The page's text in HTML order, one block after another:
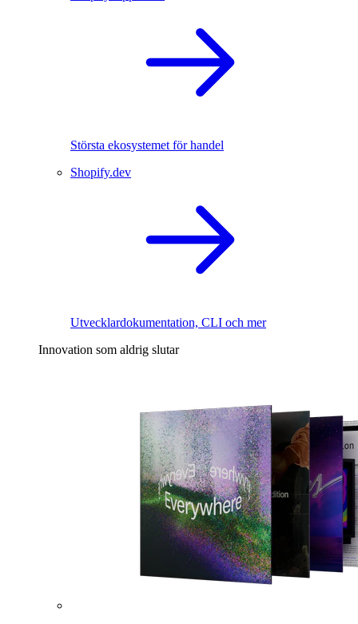
Största ekosystemet för handel
Shopify.dev
Utvecklardokumentation, CLI och mer
Innovation som aldrig slutar